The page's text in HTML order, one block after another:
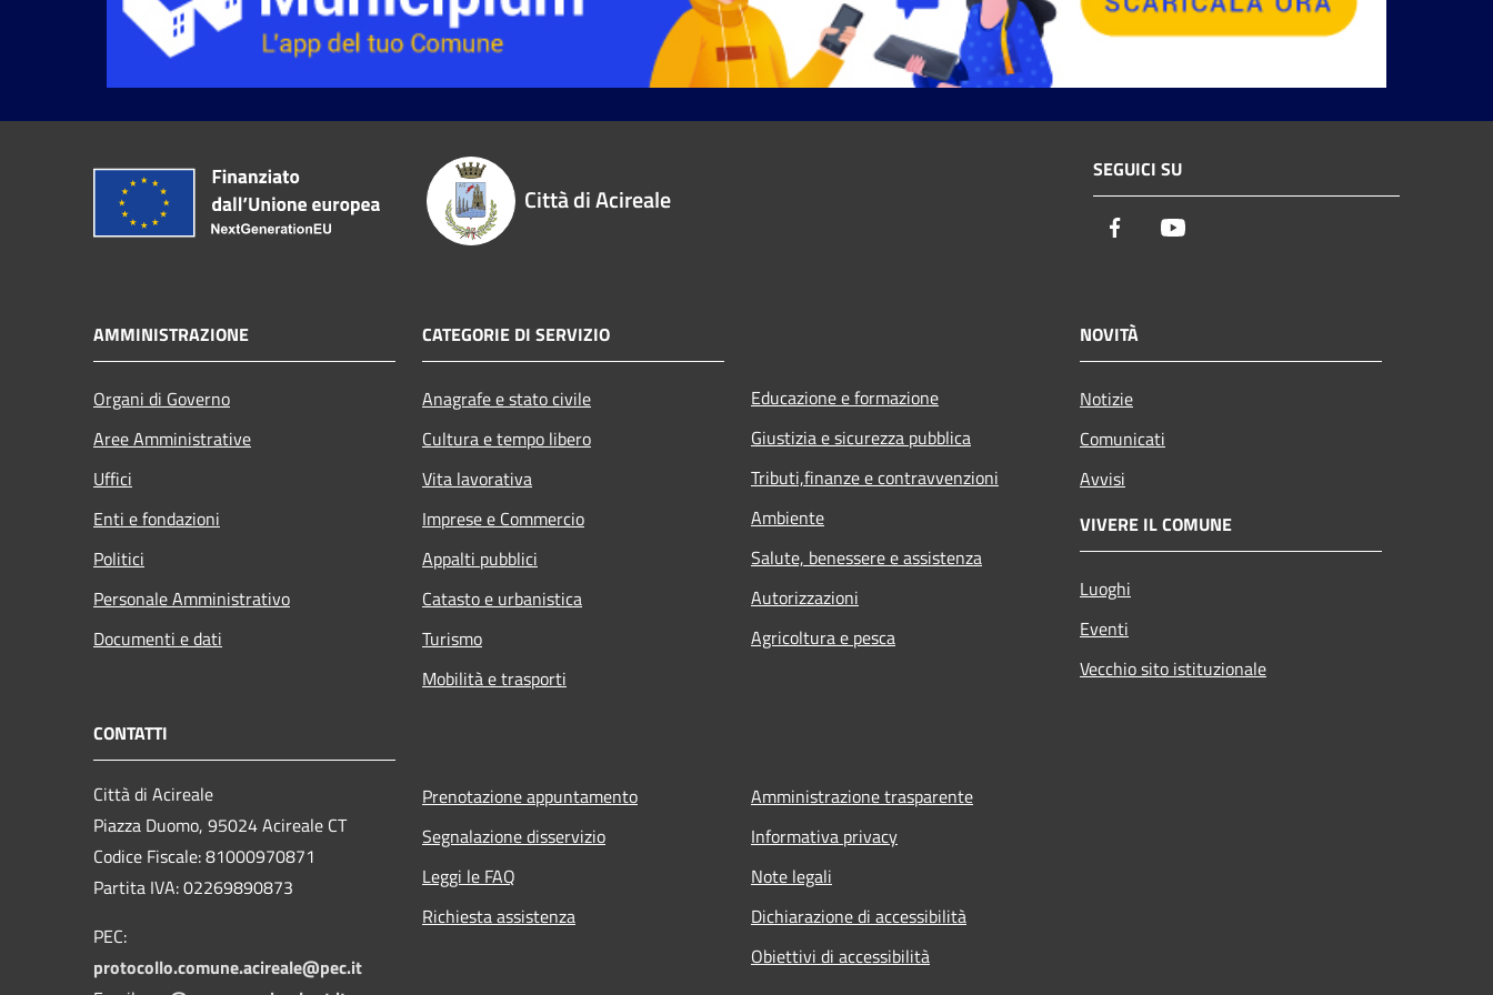
Città di Acireale
SEGUICI SU
Facebook
AMMINISTRAZIONE
Organi di Governo
Aree Amministrative
Uffici
Enti e fondazioni
Politici
Personale Amministrativo
Documenti e dati
CATEGORIE DI SERVIZIO
Anagrafe e stato civile
Cultura e tempo libero
Vita lavorativa
Imprese e Commercio
Appalti pubblici
Catasto e urbanistica
Turismo
Mobilità e trasporti
Educazione e formazione
Giustizia e sicurezza pubblica
Tributi,finanze e contravvenzioni
Ambiente
Salute, benessere e assistenza
Autorizzazioni
Agricoltura e pesca
NOVITÀ
Notizie
Comunicati
Avvisi
VIVERE IL COMUNE
Luoghi
Eventi
Vecchio sito istituzionale
CONTATTI
Città di Acireale
Piazza Duomo, 95024 Acireale CT
Codice Fiscale: 81000970871
Partita IVA: 02269890873
PEC:
protocollo.comune.acireale@pec.it
Prenotazione appuntamento
Segnalazione disservizio
Leggi le FAQ
Richiesta assistenza
Amministrazione trasparente
Informativa privacy
Note legali
Dichiarazione di accessibilità
Obiettivi di accessibilità